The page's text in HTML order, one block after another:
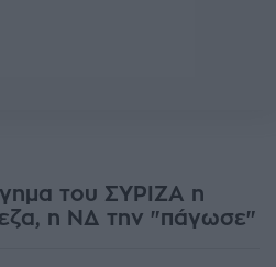
του ΣΥΡΙΖΑ η
η ΝΔ την "πάγωσε"